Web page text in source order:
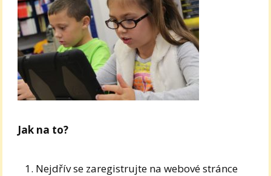
Jak na to?
Nejdřív se zaregistrujte na webové stránce